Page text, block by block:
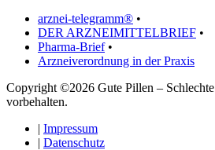
arznei-telegramm® •
DER ARZNEIMITTELBRIEF •
Pharma-Brief•
Arzneiverordnung in der Praxis
Copyright ©2026 Gute Pillen –
vorbehalten.
| Impressum
| Datenschutz